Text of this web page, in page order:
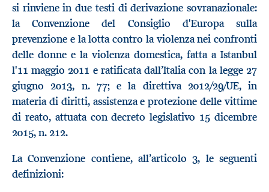
si rinviene in due testi di derivazione sovranazionale:
la Convenzione del Consiglio d'Europa sulla
prevenzione e la lotta contro la violenza nei confronti
delle donne e la violenza domestica, fatta a Istanbul
l'11 maggio 2011 e ratificata dall’Italia con la legge 27
giugno 2013, n. 77; e la direttiva 2012/29/UE, in
materia di diritti, assistenza e protezione delle vittime
di reato, attuata con decreto legislativo 15 dicembre
2015, n. 212.
La Convenzione contiene, all’articolo 3, le seguenti
definizioni: